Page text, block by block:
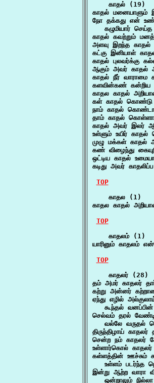
    காதல் (19)
காதல் மனையாளும்
நோ தக்கது என்
கழுமியார் செய்த
காதல் கவற்றும்
அளவு இறந்த
கட்கு இனியாள்
காதல் புலவர்க்கு
ஆகும் அவர் காதல்
காதல் நீர்
களவின்கண்
காதல காதல்
கள் காதல் கொண்டு
நாம் காதல்
தாம் காதல்
காதல் அவர் இலர்
உள்ளும் உயிர் காதல்
முழு மக்கள் காதல்
கண் விழைந்து
ஒட்டிய காதல்
கடிது அவர்
TOP
    காதல (1)
காதல காதல்
TOP
    காதலம் (1)
யாரினும் காதலம்
TOP
    காதலர் (28)
தம் அமர் காதலர்
கற்று அன்னர்
ஏந்து எழில்
கூந்தல்
செல்வம் தரல்
வல்லே வருதல்
திருந்திழாய்
சென்ற நம் காதலர்
உள்ளார்கொல்
கள்ளத்தின் ஊச்சும்
உள்ளம் படர்ந்த
இன்று ஆற்ற வாரா
ஒன்றாலும்